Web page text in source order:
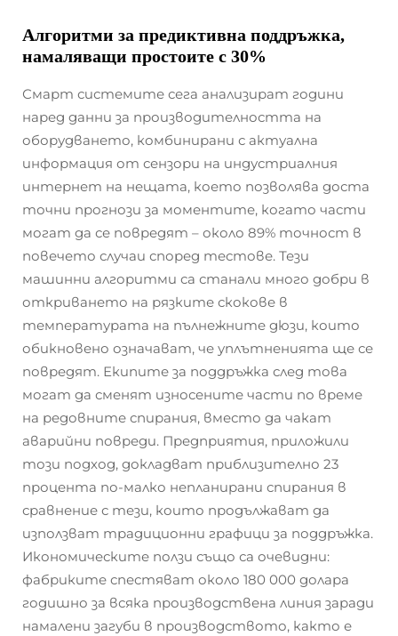
Алгоритми за предиктивна поддръжка,
намаляващи простоите с 30%
Смарт системите сега анализират години
наред данни за производителността на
оборудването, комбинирани с актуална
информация от сензори на индустриалния
интернет на нещата, което позволява доста
точни прогнози за моментите, когато части
могат да се повредят – около 89% точност в
повечето случаи според тестове. Тези
машинни алгоритми са станали много добри в
откриването на рязките скокове в
температурата на пълнежните дюзи, които
обикновено означават, че уплътненията ще се
повредят. Екипите за поддръжка след това
могат да сменят износените части по време
на редовните спирания, вместо да чакат
аварийни повреди. Предприятия, приложили
този подход, докладват приблизително 23
процента по-малко непланирани спирания в
сравнение с тези, които продължават да
използват традиционни графици за поддръжка.
Икономическите ползи също са очевидни:
фабриките спестяват около 180 000 долара
годишно за всяка производствена линия заради
намалени загуби в производството, както е